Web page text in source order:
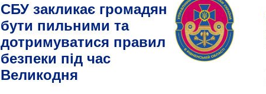
СБУ закликає громадян
бути пильними та
дотримуватися правил
безпеки під час
Великодня